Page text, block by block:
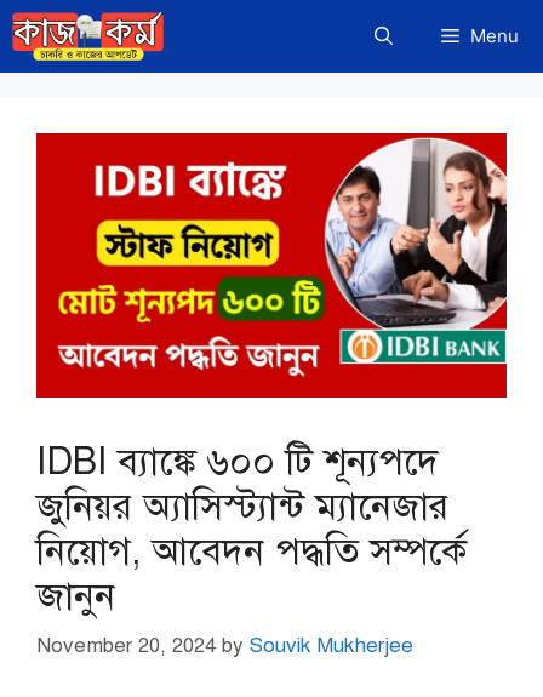
Skip
to
content
Menu
IDBI ব্যাঙ্কে ৬০০ টি শূন্যপদে
জুনিয়র অ্যাসিস্ট্যান্ট ম্যানেজার
নিয়োগ, আবেদন পদ্ধতি সম্পর্কে
জানুন
November 20, 2024 by Souvik Mukherjee